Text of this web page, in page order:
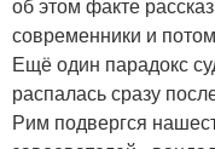
современники и
Ещё один парадокс
распалась сразу
Рим подвергся